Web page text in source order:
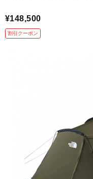
¥148,500
割引クーポン